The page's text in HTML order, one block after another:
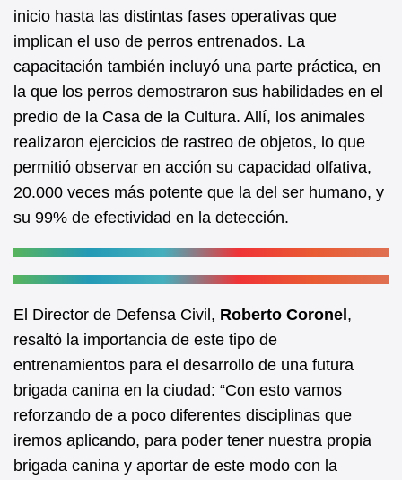
inicio hasta las distintas fases operativas que
implican el uso de perros entrenados. La
capacitación también incluyó una parte práctica, en
la que los perros demostraron sus habilidades en el
predio de la Casa de la Cultura. Allí, los animales
realizaron ejercicios de rastreo de objetos, lo que
permitió observar en acción su capacidad olfativa,
20.000 veces más potente que la del ser humano, y
su 99% de efectividad en la detección.
El Director de Defensa Civil, Roberto Coronel,
resaltó la importancia de este tipo de
entrenamientos para el desarrollo de una futura
brigada canina en la ciudad: “Con esto vamos
reforzando de a poco diferentes disciplinas que
iremos aplicando, para poder tener nuestra propia
brigada canina y aportar de este modo con la